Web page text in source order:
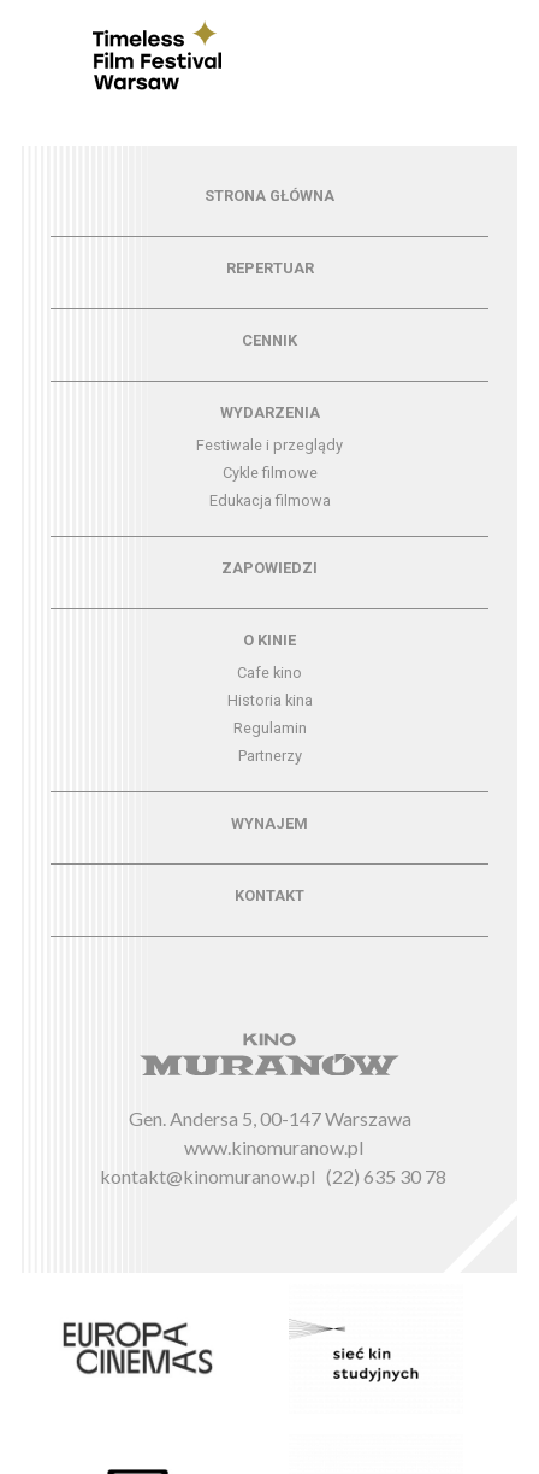
Menu - strona główna
STRONA GŁÓWNA
Menu - repertuarREPERTUAR
CENNIK
Menu - wydarzeniaWYDARZENIA
Festiwale i przeglądy
Cykle filmowe
Edukacja filmowa
Menu - zapowiedziZAPOWIEDZI
O KINIE
Cafe kino
Historia kina
Regulamin
Partnerzy
Menu - wynajemWYNAJEM
KONTAKT
Gen. Andersa 5, 00-147 Warszawa
www.kinomuranow.pl
kontakt@kinomuranow.pl (22) 635 30 78